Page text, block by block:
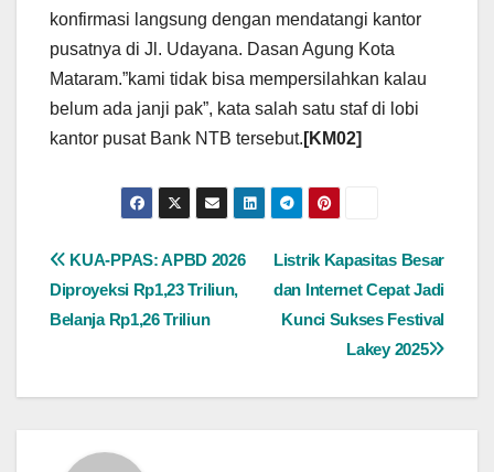
konfirmasi langsung dengan mendatangi kantor
pusatnya di Jl. Udayana. Dasan Agung Kota
Mataram.”kami tidak bisa mempersilahkan kalau
belum ada janji pak”, kata salah satu staf di lobi
kantor pusat Bank NTB tersebut. [KM02]
Navigasi
pos
Listrik Kapasitas Besar
dan Internet Cepat Jadi
Kunci Sukses Festival
Lakey 2025
KUA-PPAS: APBD 2026
Diproyeksi Rp1,23 Triliun,
Belanja Rp1,26 Triliun